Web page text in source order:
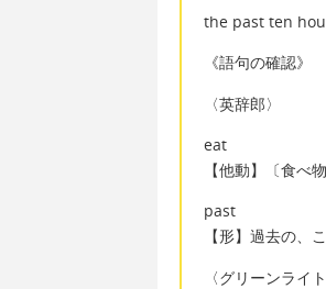
the past ten
《語句の確認》
〈英辞郎〉
eat
【他動】〔食べ
past
【形】過去の、
〈グリーンライ